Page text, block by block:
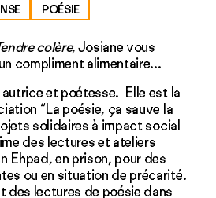
POÉSIE
colère, Josiane vous
compliment alimentaire...
et poétesse. Elle est la
“La poésie, ça sauve la
solidaires à impact social
des lectures et ateliers
Ehpad, en prison, pour des
ou en situation de précarité.
des lectures de poésie dans